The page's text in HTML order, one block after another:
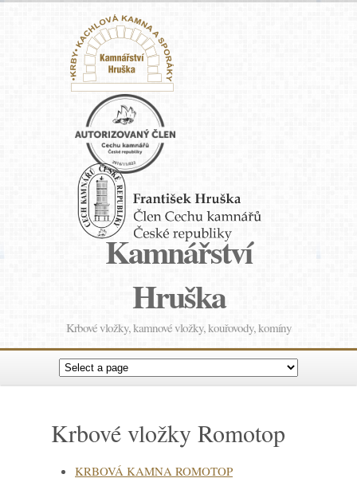
Kamnářství
Hruška
Krbové vložky, kamnové vložky, kouřovody, komíny
Krbové vložky Romotop
KRBOVÁ KAMNA ROMOTOP